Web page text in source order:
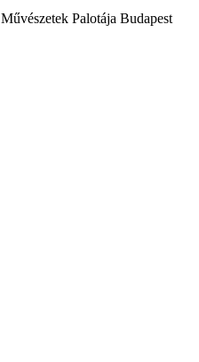
Művészetek Palotája Budapest